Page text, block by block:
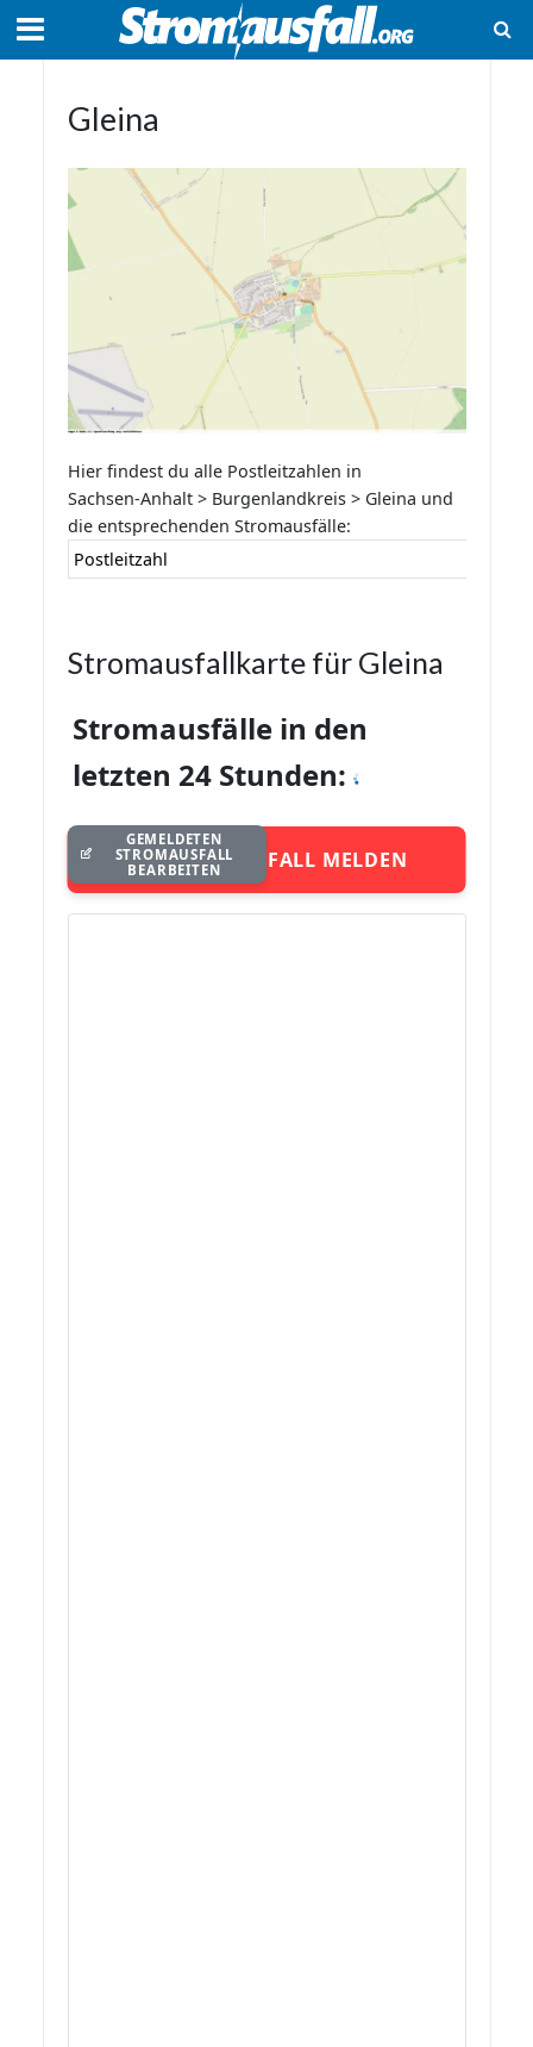
Gleina
Hier findest du alle Postleitzahlen in
Sachsen-Anhalt > Burgenlandkreis > Gleina und
die entsprechenden Stromausfälle:
Postleitzahl
Stromausfallkarte für Gleina
Stromausfälle in den
letzten 24 Stunden:
STROMAUSFALL MELDEN
GEMELDETEN
STROMAUSFALL
BEARBEITEN